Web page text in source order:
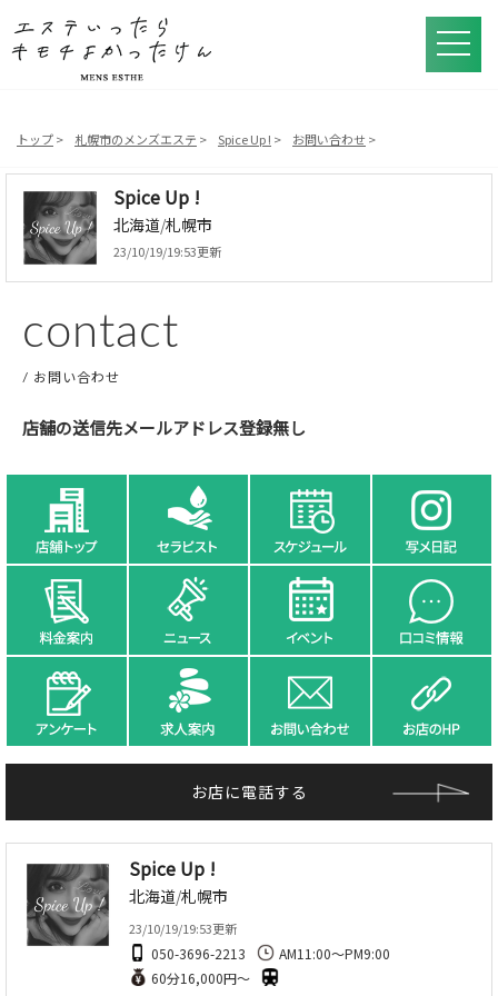
トップ 札幌市のメンズエステ Spice Up ! お問い合わせ
Spice Up !
北海道/札幌市
23/10/19/19:53更新
contact
お問い合わせ
店舗の送信先メールアドレス登録無し
お店に電話する
Spice Up !
北海道/札幌市
23/10/19/19:53更新
050-3696-2213
AM11:00～PM9:00
60分16,000円～